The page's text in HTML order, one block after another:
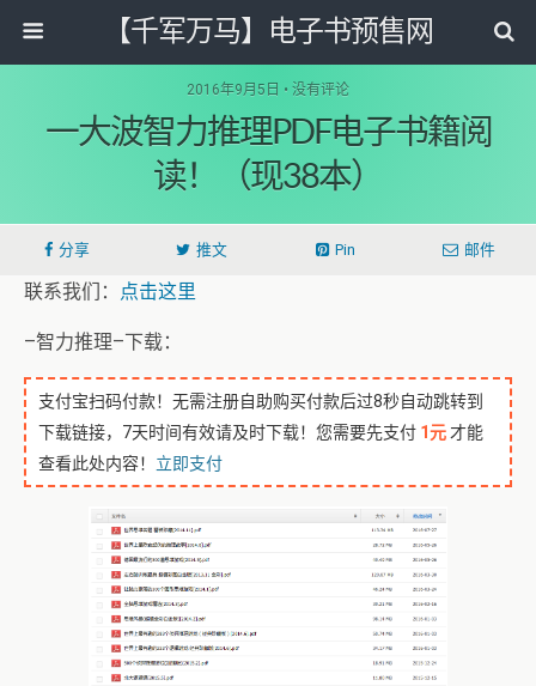
【千军万马】电子书预售网
2016年9月5日 • 没有评论
一大波智力推理PDF电子书籍阅
读！（现38本）
分享 推文 Pin 邮件
联系我们： 点击这里
–智力推理–下载：
支付宝扫码付款！无需注册自助购买付款后过8秒自动跳转到
下载链接，7天时间有效请及时下载！您需要先支付 1元 才能
查看此处内容！ 立即支付